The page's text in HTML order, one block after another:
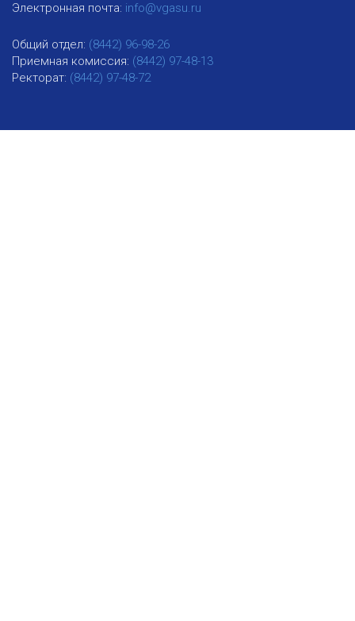
Электронная почта: info@vgasu.ru
Общий отдел: (8442) 96-98-26
Приемная комиссия: (8442) 97-48-13
Ректорат: (8442) 97-48-72